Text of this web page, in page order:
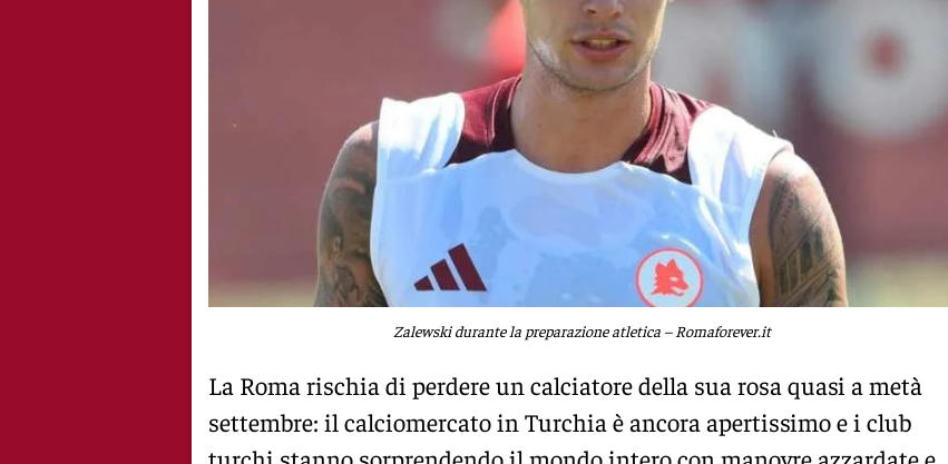
Zalewski durante la preparazione atletica – Romaforever.it
La Roma rischia di perdere un calciatore della sua rosa quasi a metà
settembre: il calciomercato in Turchia è ancora apertissimo e i club